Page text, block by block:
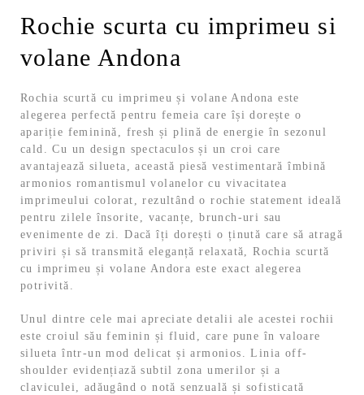
Rochie scurta cu imprimeu si
volane Andona
Rochia scurtă cu imprimeu și volane Andona este
alegerea perfectă pentru femeia care își dorește o
apariție feminină, fresh și plină de energie în sezonul
cald. Cu un design spectaculos și un croi care
avantajează silueta, această piesă vestimentară îmbină
armonios romantismul volanelor cu vivacitatea
imprimeului colorat, rezultând o rochie statement ideală
pentru zilele însorite, vacanțe, brunch-uri sau
evenimente de zi. Dacă îți dorești o ținută care să atragă
priviri și să transmită eleganță relaxată, Rochia scurtă
cu imprimeu și volane Andora este exact alegerea
potrivită.
Unul dintre cele mai apreciate detalii ale acestei rochii
este croiul său feminin și fluid, care pune în valoare
silueta într-un mod delicat și armonios. Linia off-
shoulder evidențiază subtil zona umerilor și a
claviculei, adăugând o notă senzuală și sofisticată